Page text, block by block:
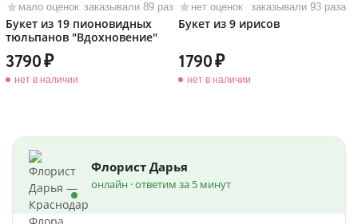
мало оценок заказывали 89 раз
Букет из 19 пионовидных
тюльпанов "Вдохновение"
3790
нет в наличии
нет оценок заказывали 93 раза
Букет из 9 ирисов
1790
нет в наличии
Флорист Дарья
онлайн · ответим за 5 минут